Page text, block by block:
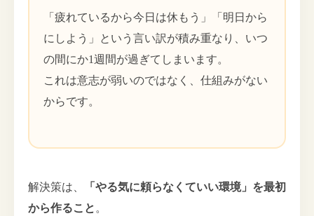
「疲れているから今日は休もう」「明日から
にしよう」という言い訳が積み重なり、いつ
の間にか1週間が過ぎてしまいます。
これは意志が弱いのではなく、仕組みがない
からです。
解決策は、
「やる気に頼らなくていい環境」を最初
から作ること 。